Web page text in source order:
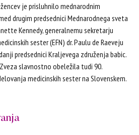
je prisluhnilo mednarodnim
drugim predsednici Mednarodnega sveta
Kennedy, generalnemu sekretarju
sester (EFN) dr. Paulu de Raeveju
predsednici Kraljevega združenja babic.
slavnostno obeležila tudi 90.
medicinskih sester na Slovenskem.